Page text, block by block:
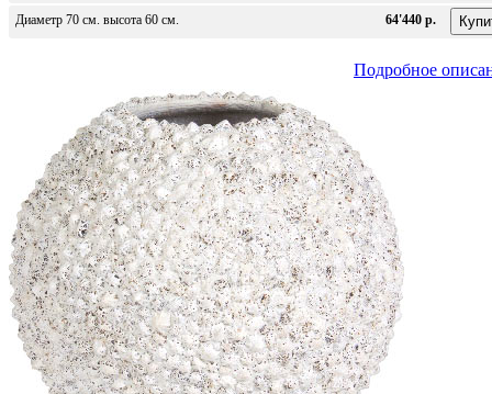
Диаметр 70 см. высота 60 см. 64'440 р.
Подробное